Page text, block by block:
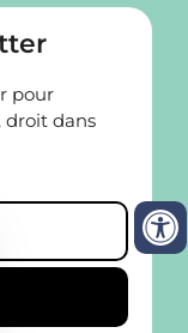
pour
droit dans